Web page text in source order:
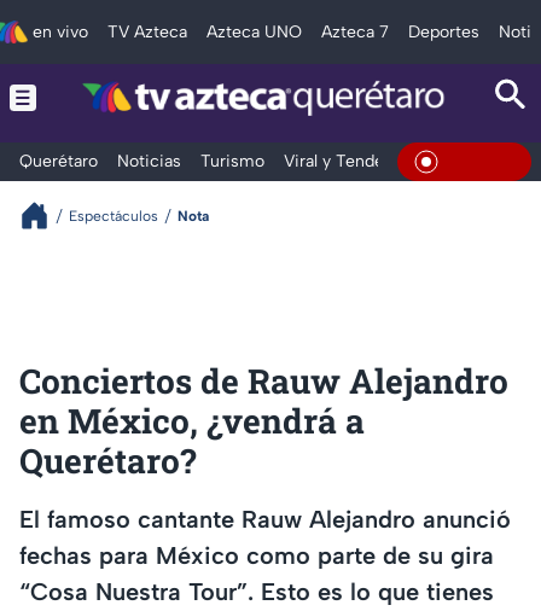
en vivo TV Azteca Azteca UNO Azteca 7 Deportes
Querétaro Noticias Turismo Viral y Tendencia Clima En Vivo
Espectáculos Nota
Conciertos de Rauw Alejandro
en México, ¿vendrá a
Querétaro?
El famoso cantante Rauw Alejandro anunció
fechas para México como parte de su gira
“Cosa Nuestra Tour”. Esto es lo que tienes